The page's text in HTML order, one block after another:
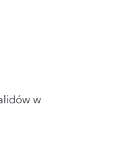
w